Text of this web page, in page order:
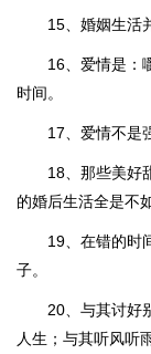
15、婚姻生活
16、爱情是：
时间。
17、爱情不是
18、那些美好
的婚后生活全是不
19、在错的时
子。
20、与其讨好
人生；与其听风听